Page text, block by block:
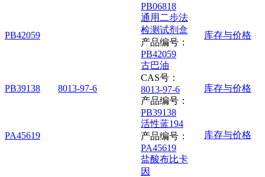
PB06818
PB42059
通用二步法
检测试剂盒
产品编号：
PB42059
库存与价格
PB39138 8013-97-6
古巴油
CAS号：
8013-97-6
产品编号：
PB39138
库存与价格
PA45619
活性蓝194
产品编号：
PA45619
库存与价格
盐酸布比卡
因